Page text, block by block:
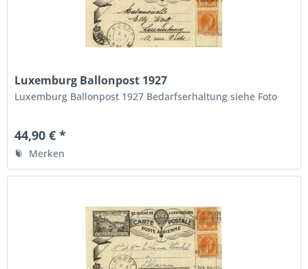
Luxemburg Ballonpost 1927
Luxemburg Ballonpost 1927 Bedarfserhaltung siehe Foto
44,90 € *
Merken